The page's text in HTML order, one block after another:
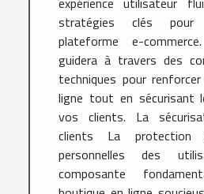
stratégies clés pour
plateforme e-
guidera à travers des
techniques pour
ligne tout en sécurisant
vos clients. La
clients La protection
personnelles des
composante